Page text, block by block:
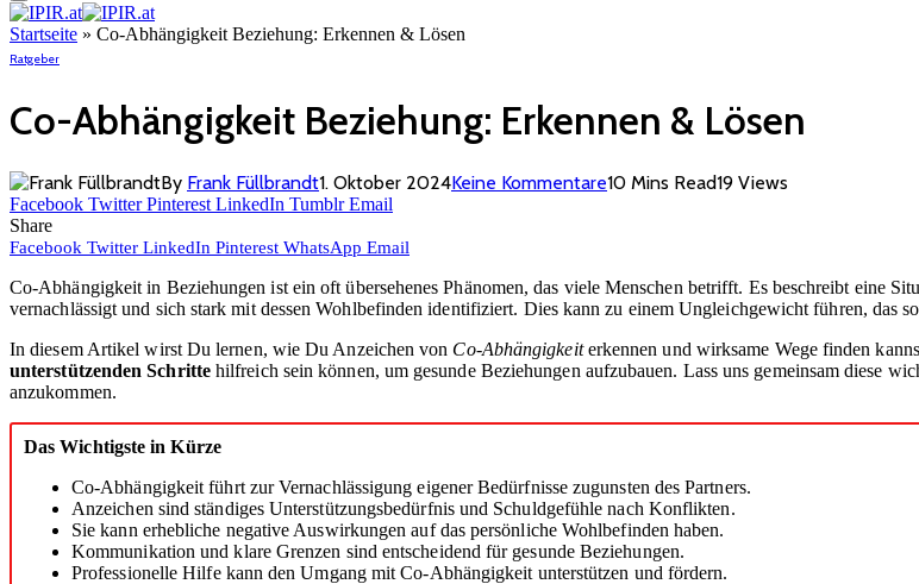
Startseite » Co-Abhängigkeit Beziehung: Erkennen & Lösen
Ratgeber
Co-Abhängigkeit Beziehung: Erkennen & Lösen
By Frank Füllbrandt1. Oktober 2024Keine Kommentare10 Mins Read19 Views
Facebook Twitter Pinterest LinkedIn Tumblr Email
Share
Facebook Twitter LinkedIn Pinterest WhatsApp Email
Co-Abhängigkeit in Beziehungen ist ein oft übersehenes Phänomen, das viele Menschen betrifft. Es beschreibt eine
vernachlässigt und sich stark mit dessen Wohlbefinden identifiziert. Dies kann zu einem Ungleichgewicht führen, das
In diesem Artikel wirst Du lernen, wie Du Anzeichen von Co-Abhängigkeiterkennen und wirksame Wege finden
unterstützenden Schrittehilfreich sein können, um gesunde Beziehungen aufzubauen. Lass uns gemeinsam diese
anzukommen.
Das Wichtigste in Kürze
Co-Abhängigkeit führt zur Vernachlässigung eigener Bedürfnisse zugunsten des Partners.
Anzeichen sind ständiges Unterstützungsbedürfnis und Schuldgefühle nach Konflikten.
Sie kann erhebliche negative Auswirkungen auf das persönliche Wohlbefinden haben.
Kommunikation und klare Grenzen sind entscheidend für gesunde Beziehungen.
Professionelle Hilfe kann den Umgang mit Co-Abhängigkeit unterstützen und fördern.